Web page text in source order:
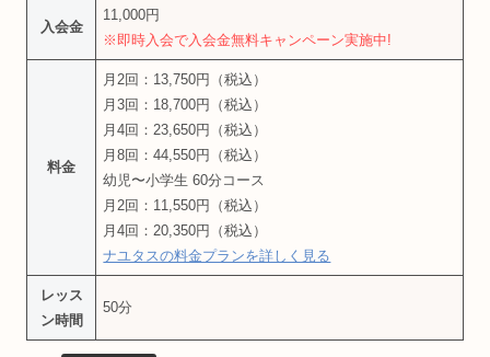
入会金
11,000円
※即時入会で入会金無料キャンペーン実施中!
料金
月2回：13,750円（税込）
月3回：18,700円（税込）
月4回：23,650円（税込）
月8回：44,550円（税込）
幼児〜小学生 60分コース
月2回：11,550円（税込）
月4回：20,350円（税込）
ナユタスの料金プランを詳しく見る
レッス
ン時間
50分